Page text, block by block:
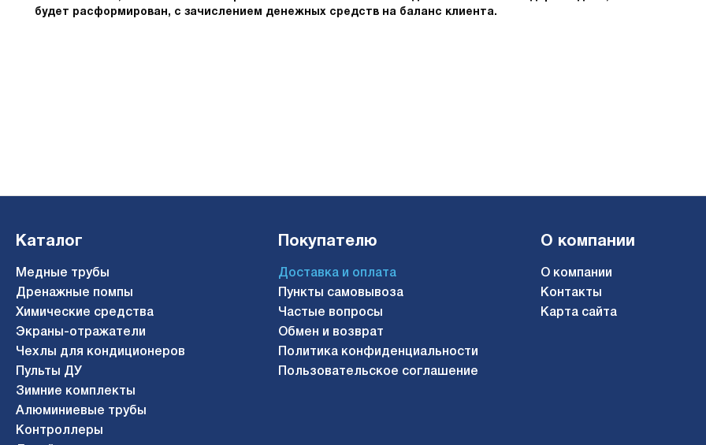
будет расформирован, с зачислением денежных средств на баланс клиента.
Каталог
Медные трубы
Дренажные помпы
Химические средства
Экраны-отражатели
Чехлы для кондиционеров
Пульты ДУ
Зимние комплекты
Алюминиевые трубы
Контроллеры
Покупателю
Доставка и оплата
Пункты самовывоза
Частые вопросы
Обмен и возврат
Политика конфиденциальности
Пользовательское соглашение
О компании
О компании
Контакты
Карта сайта